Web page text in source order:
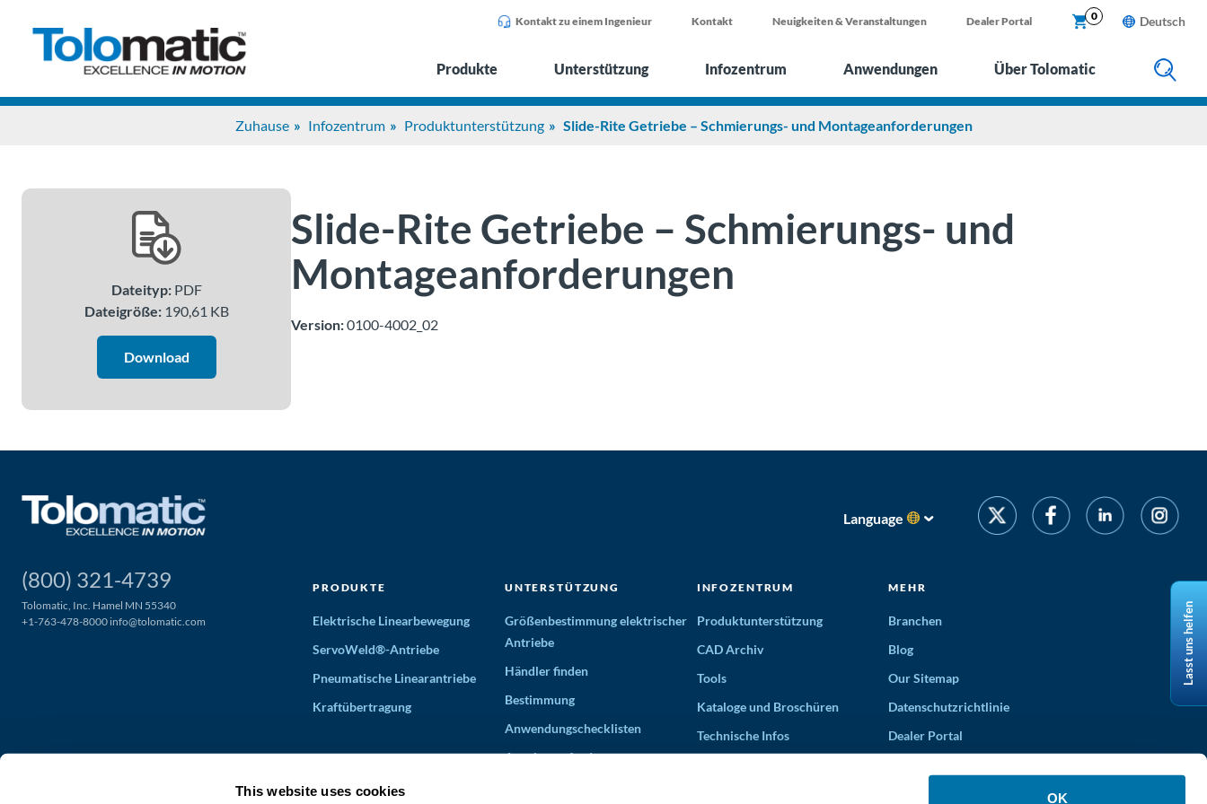
This website uses cookies OK
X
Kontakt zu einem Ingenieur Kontakt Neuigkeiten & Veranstaltungen Dealer Portal 0 Deutsch
Produkte Unterstützung Infozentrum Anwendungen Über Tolomatic
Zuhause Infozentrum Produktunterstützung Slide-Rite Getriebe – Schmierungs- und Montageanforderungen
Dateityp:PDF
Dateigröße:190,61 KB
Download
Slide-Rite Getriebe – Schmierungs- und
Montageanforderungen
Version:0100-4002_02
Language
(800) 321-4739
Tolomatic, Inc. Hamel MN 55340
+1-763-478-8000 info@tolomatic.com
PRODUKTE
Elektrische Linearbewegung
ServoWeld®-Antriebe
Pneumatische Linearantriebe
Kraftübertragung
UNTERSTÜTZUNG
Größenbestimmung elektrischer
Antriebe
Händler finden
Bestimmung
Anwendungschecklisten
Angebot anfordern
INFOZENTRUM
Produktunterstützung
CAD Archiv
Tools
Kataloge und Broschüren
Technische Infos
MEHR
Branchen
Blog
Our Sitemap
Datenschutzrichtlinie
Dealer Portal
Lasst uns helfen